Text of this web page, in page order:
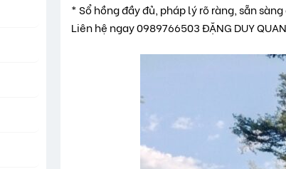
* Sổ hồng đầy đủ, pháp lý rõ ràng, sẵn
Liên hệ ngay 0989766503 ĐẶNG DUY